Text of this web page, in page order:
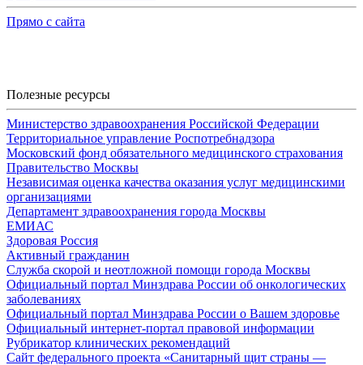
Прямо с сайта
Полезные ресурсы
Министерство здравоохранения Российской Федерации
Территориальное управление Роспотребнадзора
Московский фонд обязательного медицинского страхования
Правительство Москвы
Независимая оценка качества оказания услуг медицинскими
организациями
Департамент здравоохранения города Москвы
ЕМИАС
Здоровая Россия
Активный гражданин
Служба скорой и неотложной помощи города Москвы
Официальный портал Минздрава России об онкологических
заболеваниях
Официальный портал Минздрава России о Вашем здоровье
Официальный интернет-портал правовой информации
Рубрикатор клинических рекомендаций
Сайт федерального проекта «Санитарный щит страны —